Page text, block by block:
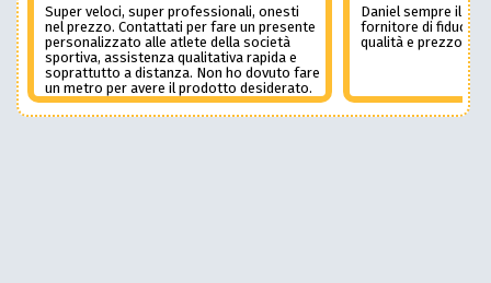
Super veloci, super professionali, onesti
nel prezzo. Contattati per fare un presente
personalizzato alle atlete della società
sportiva, assistenza qualitativa rapida e
soprattutto a distanza. Non ho dovuto fare
un metro per avere il prodotto desiderato.
Una assistenza del genere è rara e
preziosa. Credo li contatterò ancora in
Daniel sempre il
fornitore di fiducia
qualità e prezzo